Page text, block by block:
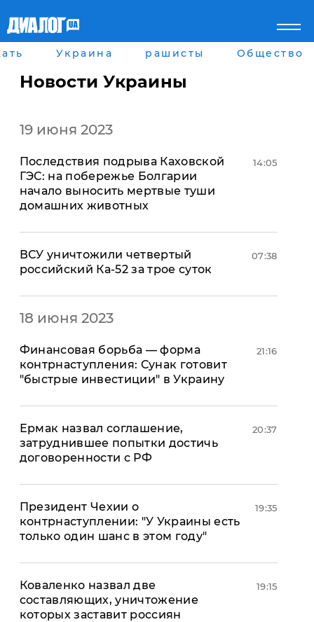
Главная
Все новости
рассея
Военное обозрение
Экономика
Мнение
Блоги
Пресса
Здоровье
Украина
Спорт
Города
Луганск
Одесса
Война на Донбассе и в
"ДНР"
Оккупация Крыма
Новости Крыма
Донбасс
Лайф стайл
Шоу-биз
Культура
Общество
Пресс-релизы
Мнение
Блоги
Украина рашисты Общество
Новости Украины
19 июня 2023
Последствия подрыва Каховской
ГЭС: на побережье Болгарии
начало выносить мертвые туши
домашних животных
14:05
ВСУ уничтожили четвертый
российский Ка-52 за трое суток
07:38
18 июня 2023
Финансовая борьба — форма
контрнаступления: Сунак готовит
"быстрые инвестиции" в Украину
21:16
Ермак назвал соглашение,
затруднившее попытки достичь
договоренности с РФ
20:37
Президент Чехии о
контрнаступлении: "У Украины есть
только один шанс в этом году"
19:35
Коваленко назвал две
составляющих, уничтожение
которых заставит россиян
19:15